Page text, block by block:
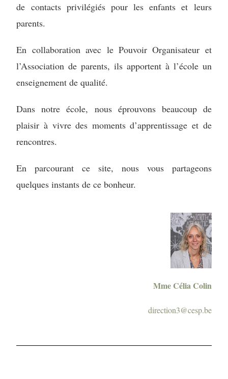
de contacts privilégiés pour les enfants et leurs
parents.
En collaboration avec le Pouvoir Organisateur et
l’Association de parents, ils apportent à l’école un
enseignement de qualité.
Dans notre école, nous éprouvons beaucoup de
plaisir à vivre des moments d’apprentissage et de
rencontres.
En parcourant ce site, nous vous partageons
quelques instants de ce bonheur.
Mme Célia Colin
direction3@cesp.be